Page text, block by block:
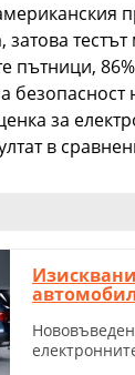
пътници,
за
в